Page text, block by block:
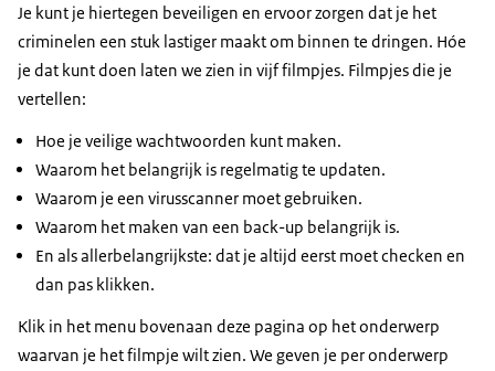
Je kunt je hiertegen beveiligen en ervoor zorgen dat je het
criminelen een stuk lastiger maakt om binnen te dringen. Hóe
je dat kunt doen laten we zien in vijf filmpjes. Filmpjes die je
vertellen:
Hoe je veilige wachtwoorden kunt maken.
Waarom het belangrijk is regelmatig te updaten.
Waarom je een virusscanner moet gebruiken.
Waarom het maken van een back-up belangrijk is.
En als allerbelangrijkste: dat je altijd eerst moet checken en
dan pas klikken.
Klik in het menu bovenaan deze pagina op het onderwerp
waarvan je het filmpje wilt zien. We geven je per onderwerp